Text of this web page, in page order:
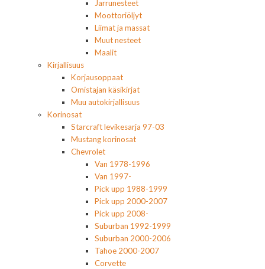
Jarrunesteet
Moottoriöljyt
Liimat ja massat
Muut nesteet
Maalit
Kirjallisuus
Korjausoppaat
Omistajan käsikirjat
Muu autokirjallisuus
Korinosat
Starcraft levikesarja 97-03
Mustang korinosat
Chevrolet
Van 1978-1996
Van 1997-
Pick upp 1988-1999
Pick upp 2000-2007
Pick upp 2008-
Suburban 1992-1999
Suburban 2000-2006
Tahoe 2000-2007
Corvette